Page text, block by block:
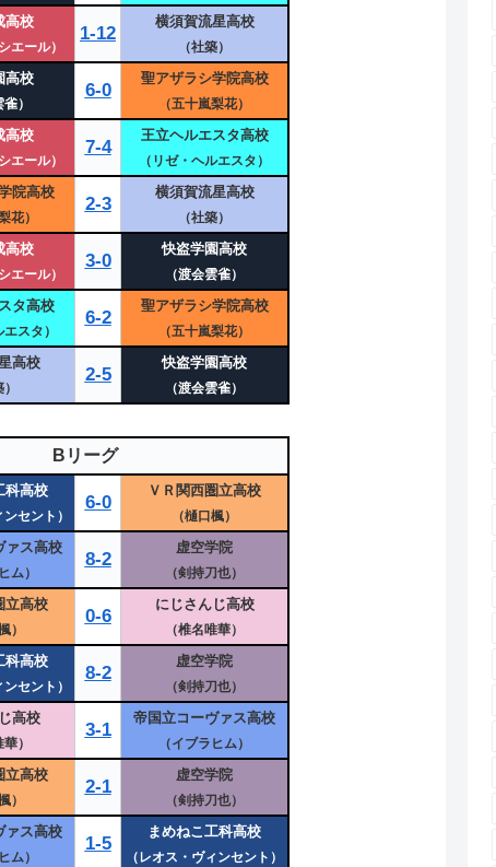
高校
エール）
1-12
横須賀流星高校
（社築）
高校
）
6-0
聖アザラシ学院高校
（五十嵐梨花）
高校
エール）
7-4
王立ヘルエスタ高校
（リゼ・ヘルエスタ）
院高校
花）
2-3
横須賀流星高校
（社築）
高校
エール）
3-0
快盗学園高校
（渡会雲雀）
タ高校
スタ）
6-2
聖アザラシ学院高校
（五十嵐梨花）
高校
2-5
快盗学園高校
（渡会雲雀）
Bリーグ
科高校
セント）
6-0
ＶＲ関西圏立高校
（樋口楓）
ァス高校
ム）
8-2
虚空学院
（剣持刀也）
立高校
）
0-6
にじさんじ高校
（椎名唯華）
科高校
セント）
8-2
虚空学院
（剣持刀也）
高校
）
3-1
帝国立コーヴァス高校
（イブラヒム）
立高校
）
2-1
虚空学院
（剣持刀也）
ァス高校
ム）
1-5
まめねこ工科高校
（レオス・ヴィンセント）